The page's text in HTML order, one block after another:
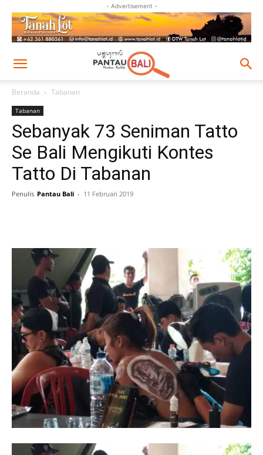
- Advertisement -
Beranda Tabanan
Tabanan
Sebanyak 73 Seniman Tatto
Se Bali Mengikuti Kontes
Tatto Di Tabanan
Penulis Pantau Bali - 11 Februari 2019